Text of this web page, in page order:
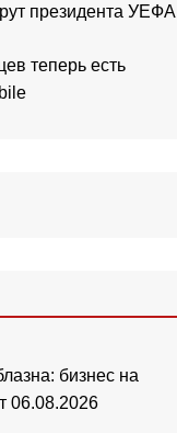
президента УЕФА
теперь есть
бизнес на
06.08.2026